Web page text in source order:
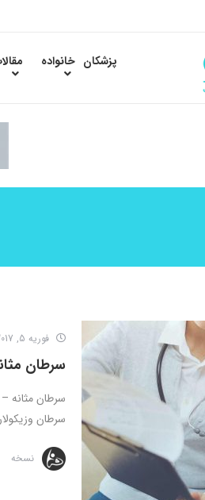
پزشکان خانواده
فوریه 5, 2017
سرطان
سرطان
نسخه